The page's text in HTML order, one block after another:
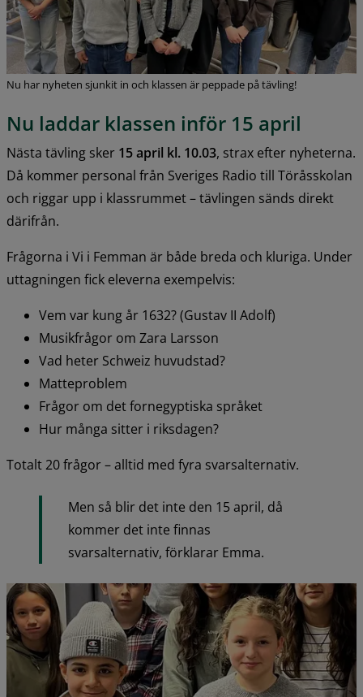
Nu har nyheten sjunkit in och klassen är peppade på tävling!
Nu laddar klassen inför 15 april
Nästa tävling sker 15 april kl. 10.03, strax efter nyheterna.
Då kommer personal från Sveriges Radio till Töråsskolan
och riggar upp i klassrummet – tävlingen sänds direkt
därifrån.
Frågorna i Vi i Femman är både breda och kluriga. Under
uttagningen fick eleverna exempelvis:
Vem var kung år 1632? (Gustav II Adolf)
Musikfrågor om Zara Larsson
Vad heter Schweiz huvudstad?
Matteproblem
Frågor om det fornegyptiska språket
Hur många sitter i riksdagen?
Totalt 20 frågor – alltid med fyra svarsalternativ.
Men så blir det inte den 15 april, då
kommer det inte finnas
svarsalternativ, förklarar Emma.